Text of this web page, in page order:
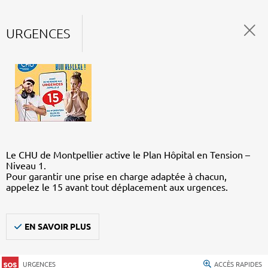
URGENCES
Le CHU de Montpellier active le Plan Hôpital en Tension –
Niveau 1.
Pour garantir une prise en charge adaptée à chacun,
appelez le 15 avant tout déplacement aux urgences.
EN SAVOIR PLUS
URGENCES ACCÈS RAPIDES